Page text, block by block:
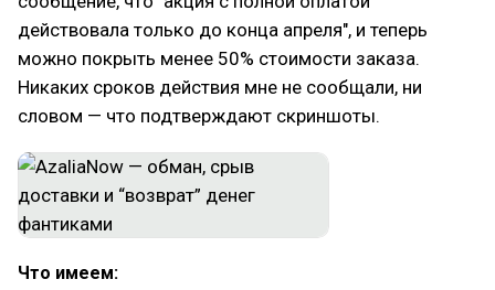
действовала только до конца апреля", и теперь
можно покрыть менее 50% стоимости заказа.
Никаких сроков действия мне не сообщали, ни
словом — что подтверждают скриншоты.
Что имеем: